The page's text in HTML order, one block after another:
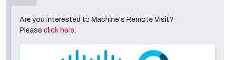
Are you interested to Machine's Remote Visit?
Please click here